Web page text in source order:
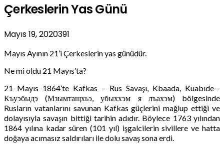
Çerkeslerin Yas Günü
Mayıs 19, 2020391
Mayıs Ayının 21’i Çerkeslerin yas günüdür.
Ne mi oldu 21 Mayıs’ta?
21 Mayıs 1864’te Kafkas – Rus Savaşı, Kbaada, Kuabıde-­
Къуэбыдэ (Мзымтащхьэ, убых­хэм я лъахэм) bölgesinde
Rusların vatanlarını savunan Kafkas güçlerini mağlup ettiği ve
dolayısıyla savaşın bittiği tarihin adıdır. Böylece 1763 yılından
1864 yılına kadar süren (101 yıl) işgalcilerin sivillere ve hatta
doğaya acımasız saldırıları ile dolu savaş sona erdi.